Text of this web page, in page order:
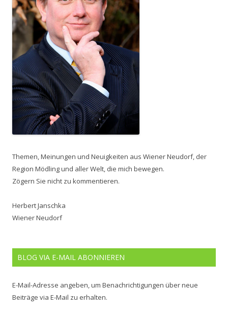
Themen, Meinungen und Neuigkeiten aus Wiener Neudorf, der
Region Mödling und aller Welt, die mich bewegen.
Zögern Sie nicht zu kommentieren.
Herbert Janschka
Wiener Neudorf
BLOG VIA E-MAIL ABONNIEREN
E-Mail-Adresse angeben, um Benachrichtigungen über neue
Beiträge via E-Mail zu erhalten.